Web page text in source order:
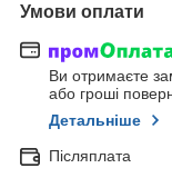
Умови оплати
Ви отримаєте
або гроші
Детальніше
Післяплата